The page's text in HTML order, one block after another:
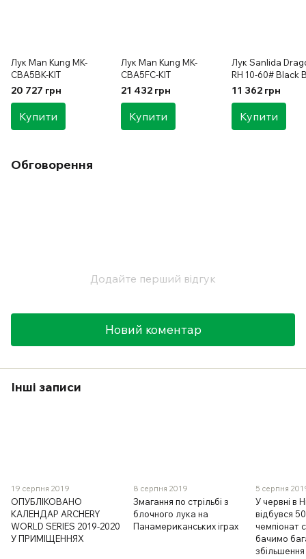
Лук Man Kung MK-
CBA5BK-KIT
20 727 грн
Купити
Лук Man Kung MK-
CBA5FC-KIT
21 432 грн
Купити
Лук Sanlida
RH 10-60# Black
KIT
11 362 грн
Купити
Обговорення
Додайте перший відгук
Новий коментар
Інші записи
19 серпня 2019
ОПУБЛІКОВАНО
КАЛЕНДАР ARCHERY
WORLD SERIES 2019-2020
У ПРИМІЩЕННЯХ
8 серпня 2019
Змагання по стрільбі з
блочного лука на
Панамериканських іграх
5 серпня
У червні в
відбувся
чемпіонат
бачимо
збільшення